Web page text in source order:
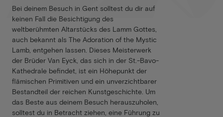
Bei deinem Besuch in Gent solltest du dir auf
keinen Fall die Besichtigung des
weltberühmten Altarstücks des Lamm Gottes,
auch bekannt als The Adoration of the Mystic
Lamb, entgehen lassen. Dieses Meisterwerk
der Brüder Van Eyck, das sich in der St.-Bavo-
Kathedrale befindet, ist ein Höhepunkt der
flämischen Primitiven und ein unverzichtbarer
Bestandteil der reichen Kunstgeschichte. Um
das Beste aus deinem Besuch herauszuholen,
solltest du in Betracht ziehen, eine Führung zu